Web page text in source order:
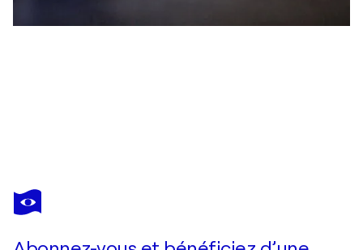
PETR BERANEK
Midnight Special